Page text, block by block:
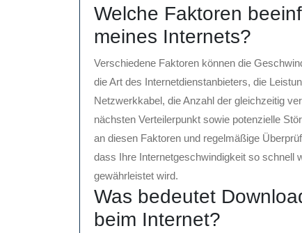
Welche Faktoren
meines Internets?
Verschiedene Faktoren können die
die Art des Internetdienstanbieters, die
Netzwerkkabel, die Anzahl der gleichzeitig
nächsten Verteilerpunkt sowie potenzielle
an diesen Faktoren und regelmäßige
dass Ihre Internetgeschwindigkeit so schnell
gewährleistet wird.
Was bedeutet
beim Internet?